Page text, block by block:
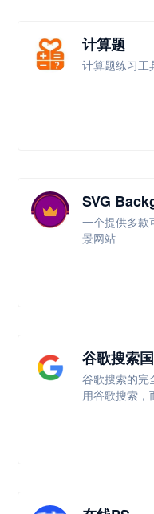
计算题
计算题练习工
SVG
一个提供多款
景网站
谷歌搜索
谷歌搜索的完
用谷歌搜索，